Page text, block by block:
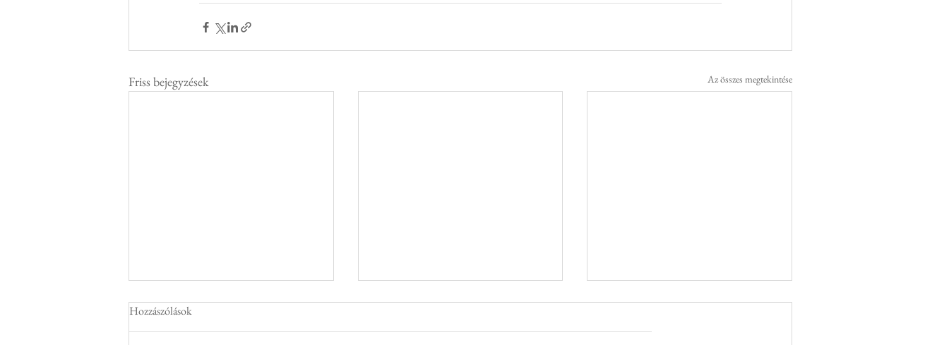
Friss bejegyzések Az összes megtekintése
Hozzászólások